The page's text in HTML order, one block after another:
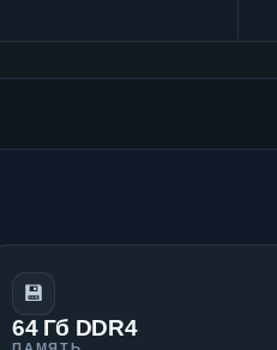
💾
64 Гб DDR4